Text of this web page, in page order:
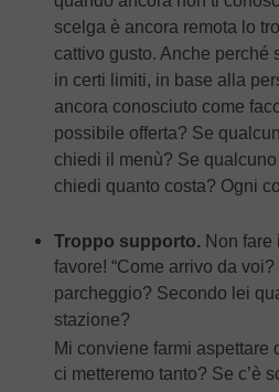
scelga è ancora remota lo
cattivo gusto. Anche perché
in certi limiti, in base alla
ancora conosciuto come
possibile offerta? Se
chiedi il menù? Se
chiedi quanto costa? Ogni
Troppo supporto. Non fare
favore! “Come arrivo da
parcheggio? Secondo lei
stazione?
Mi conviene farmi aspettare
ci metteremo tanto? Se c’è